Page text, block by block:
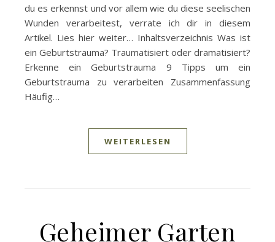
du es erkennst und vor allem wie du diese seelischen
Wunden verarbeitest, verrate ich dir in diesem
Artikel. Lies hier weiter… Inhaltsverzeichnis Was ist
ein Geburtstrauma? Traumatisiert oder dramatisiert?
Erkenne ein Geburtstrauma 9 Tipps um ein
Geburtstrauma zu verarbeiten Zusammenfassung
Häufig…
WEITERLESEN
Geheimer Garten